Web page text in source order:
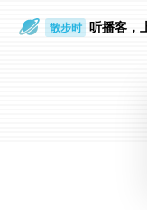
散步时 听播客，